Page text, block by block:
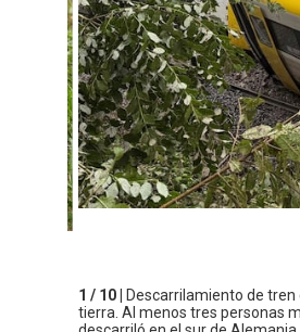
1 / 10 |
Descarrilamiento de
tierra. Al menos tres personas